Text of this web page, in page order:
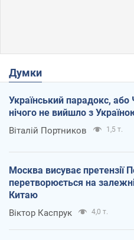
Думки
Український парадокс, або
нічого не вийшло з
Віталій Портников 1,5 т.
Москва висуває претензії
перетворюється на
Китаю
Віктор Каспрук 4,0 т.